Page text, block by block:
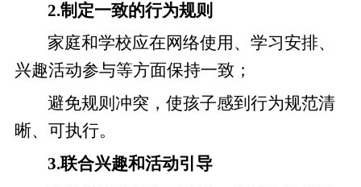
2.制定一致的行为规则
家庭和学校应在网络使用、学习安排、
兴趣活动参与等方面保持一致；
避免规则冲突，使孩子感到行为规范清
晰、可执行。
3.联合兴趣和活动引导